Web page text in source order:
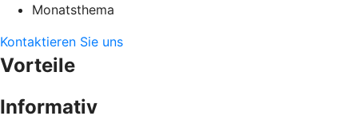
Monatsthema
Kontaktieren Sie uns
Vorteile
Informativ